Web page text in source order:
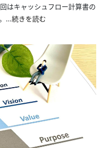
はキャッシュフロー計算書の
...続きを読む